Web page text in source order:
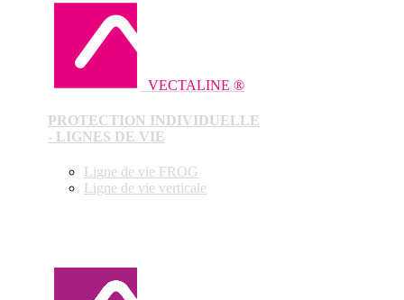
VECTALINE ®
PROTECTION INDIVIDUELLE
- LIGNES DE VIE
Ligne de vie FROG
Ligne de vie verticale